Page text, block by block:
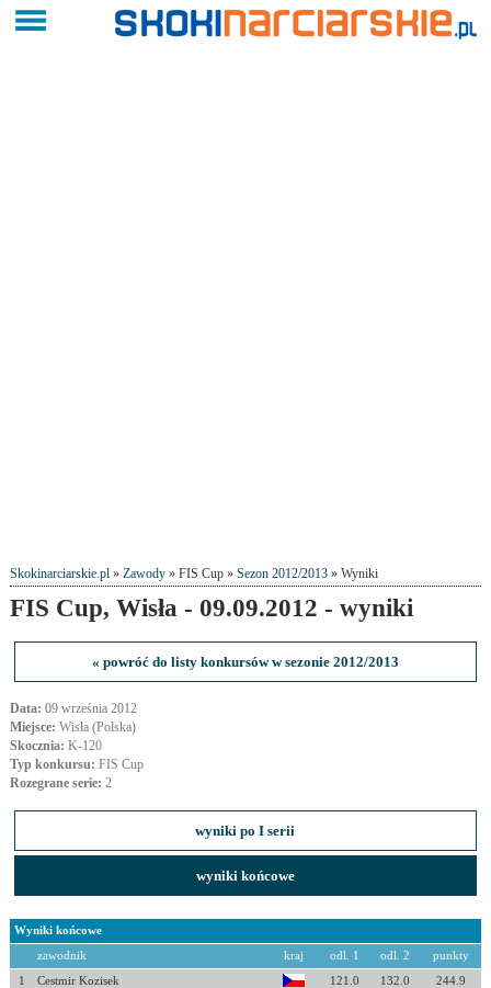
Skokinarciarskie.pl» Zawody» FIS Cup » Sezon 2012/2013» Wyniki
FIS Cup, Wisła - 09.09.2012 - wyniki
« powróć do listy konkursów w sezonie 2012/2013
Data: 09 września 2012
Miejsce: Wisła (Polska)
Skocznia: K-120
Typ konkursu: FIS Cup
Rozegrane serie: 2
wyniki po I serii
wyniki końcowe
Wyniki końcowe
zawodnik kraj odl. 1 odl. 2 punkty
1 Cestmir Kozisek 121.0 132.0 244.9